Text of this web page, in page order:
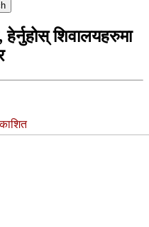
हेर्नुहोस् शिवालयहरुमा